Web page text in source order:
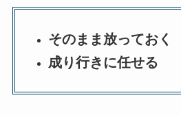
そのまま放っておく
成り行きに任せる